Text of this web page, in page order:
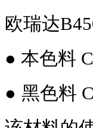
欧瑞达
● 本色料
● 黑色料